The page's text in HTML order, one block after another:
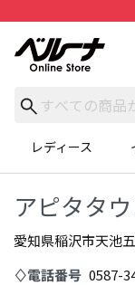
レディース
アピタタ
愛知県稲沢市天池
♢電話番号 0587-